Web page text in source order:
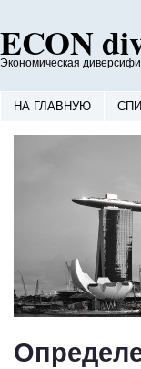
ECON
Экономическая
НА ГЛАВНУЮ